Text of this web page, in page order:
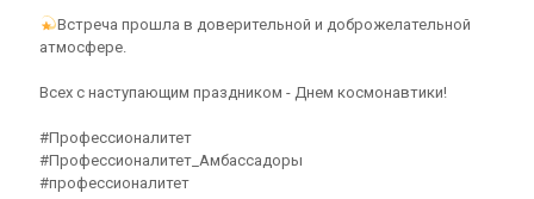
Встреча прошла в доверительной и доброжелательной
атмосфере.
Всех с наступающим праздником - Днем космонавтики!
#Профессионалитет
#Профессионалитет_Амбассадоры
#профессионалитет